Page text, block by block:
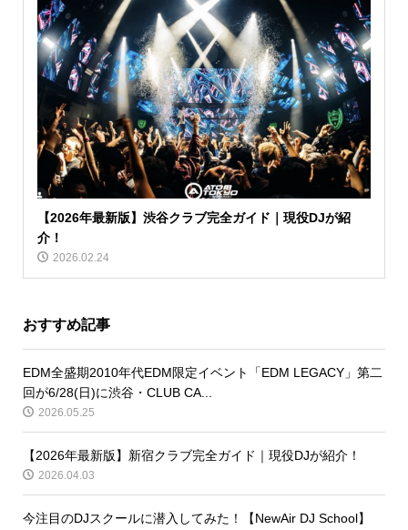
【2026年最新版】渋谷クラブ完全ガイド｜現役DJが紹
介！
2026.02.24
おすすめ記事
EDM全盛期2010年代EDM限定イベント「EDM LEGACY」第二
回が6/28(日)に渋谷・CLUB CA...
2026.05.25
【2026年最新版】新宿クラブ完全ガイド｜現役DJが紹介！
2026.04.03
今注目のDJスクールに潜入してみた！【NewAir DJ School】